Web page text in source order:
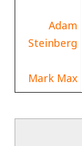
Adam
Steinberg
Mark Max